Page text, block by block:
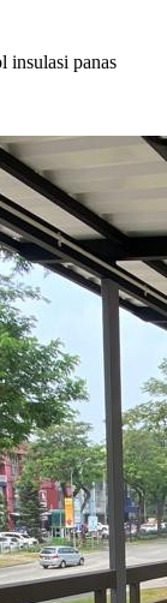
insulasi panas